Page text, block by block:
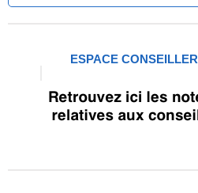
ESPACE